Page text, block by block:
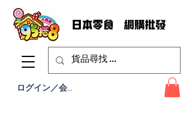
ログイン／会員登録